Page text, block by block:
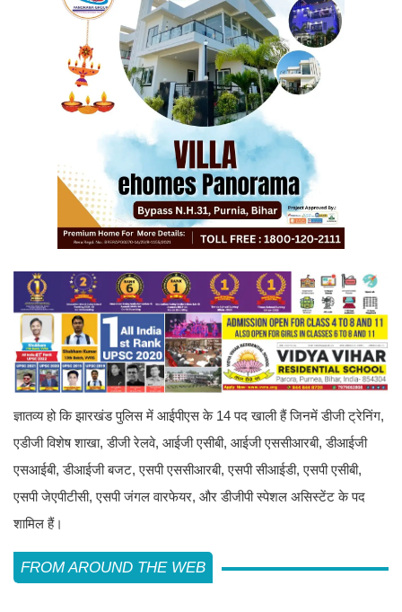
ज्ञातव्य हो कि झारखंड पुलिस में आईपीएस के 14 पद खाली हैं जिनमें डीजी ट्रेनिंग,
एडीजी विशेष शाखा, डीजी रेलवे, आईजी एसीबी, आईजी एससीआरबी, डीआईजी
एसआईबी, डीआईजी बजट, एसपी एससीआरबी, एसपी सीआईडी, एसपी एसीबी,
एसपी जेएपीटीसी, एसपी जंगल वारफेयर, और डीजीपी स्पेशल असिस्टेंट के पद
शामिल हैं।
FROM AROUND THE WEB